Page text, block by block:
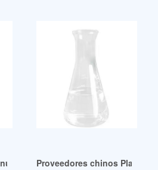
de plastificantes libro electrónico
Proveedores chinos